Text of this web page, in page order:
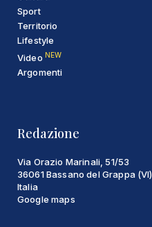
Sport
Territorio
Lifestyle
Video NEW
Argomenti
Redazione
Via Orazio Marinali, 51/53
36061 Bassano del Grappa (VI)
Italia
Google maps